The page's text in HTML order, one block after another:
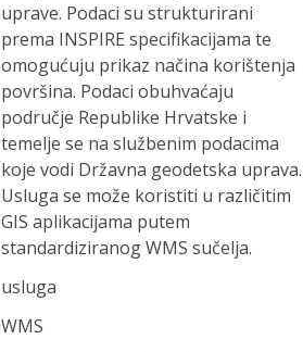
uprave. Podaci su strukturirani
prema INSPIRE specifikacijama te
omogućuju prikaz načina korištenja
površina. Podaci obuhvaćaju
područje Republike Hrvatske i
temelje se na službenim podacima
koje vodi Državna geodetska uprava.
Usluga se može koristiti u različitim
GIS aplikacijama putem
standardiziranog WMS sučelja.
usluga
WMS